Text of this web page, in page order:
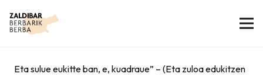
Eta sulue eukitte ban, e, kuadraue” – (Eta zuloa edukitzen